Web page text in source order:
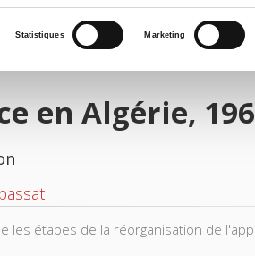
Statistiques Marketing
en Algérie,
les étapes de la réorganisation de